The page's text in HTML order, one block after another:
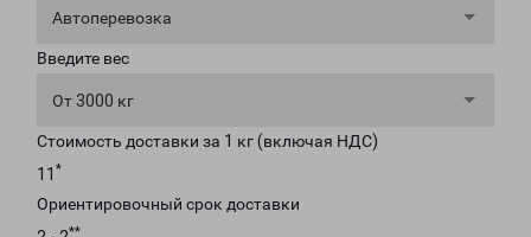
Автоперевозка
Введите вес
От 3000 кг
Стоимость доставки за 1 кг (включая НДС)
11 *
Ориентировочный срок доставки
**